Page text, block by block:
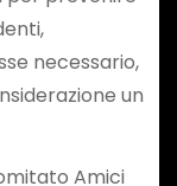
necessario,
un
Amici